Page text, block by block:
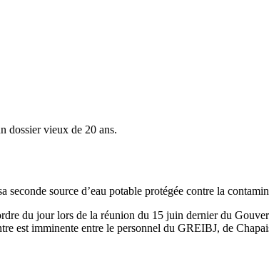
dossier vieux de 20 ans.
source d’eau potable protégée contre la
du jour lors de la réunion du 15 juin dernier du
est imminente entre le personnel du GREIBJ, de